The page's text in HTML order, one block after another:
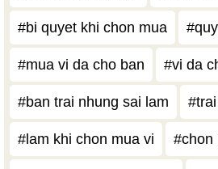
#bi quyet khi chon mua
#mua vi da cho ban #vi da
#ban trai nhung sai lam
#lam khi chon mua vi #chon